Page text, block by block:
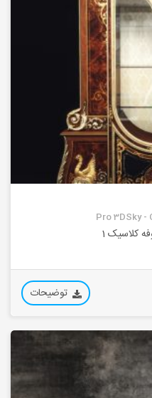
Pro 3DSky -
کلاسیک 1
توضیحات